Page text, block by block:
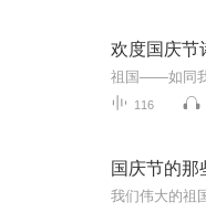
欢度国庆
116
国庆节的那